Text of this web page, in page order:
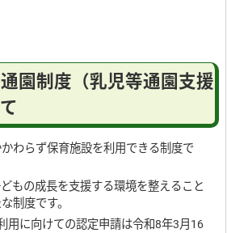
園制度（乳児等通園支援
わらず保育施設を利用できる制度で
もの成長を支援する環境を整えること
制度です。
用に向けての認定申請は令和8年3月16